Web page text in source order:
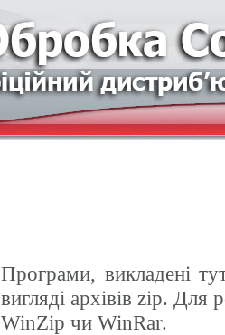
Програми, викладені
вигляді архівів zip. Для
WinZip чи WinRar.